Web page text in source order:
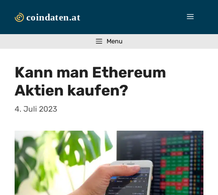
Inhalt
Menü
Menu
Kann man Ethereum
Aktien kaufen?
4. Juli 2023